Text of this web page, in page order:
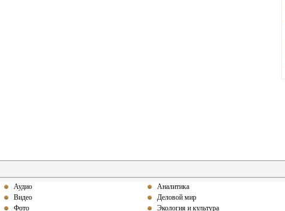
Аудио
Видео
Фото
Аналитика
Деловой мир
Экология и культура